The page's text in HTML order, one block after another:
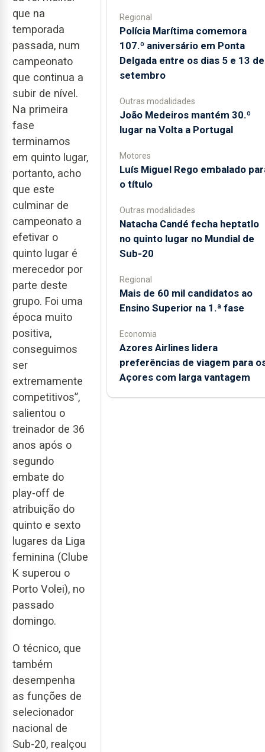
que na
temporada
passada, num
campeonato
que continua a
subir de nível.
Na primeira
fase
terminamos
em quinto lugar,
portanto, acho
que este
culminar de
campeonato a
efetivar o
quinto lugar é
merecedor por
parte deste
grupo. Foi uma
época muito
positiva,
conseguimos
ser
extremamente
competitivos”,
salientou o
treinador de 36
anos após o
segundo
embate do
play-off de
atribuição do
quinto e sexto
lugares da Liga
feminina (Clube
K superou o
Porto Volei), no
passado
domingo.
O técnico, que
também
desempenha
as funções de
selecionador
nacional de
Sub-20, realçou
Regional
Polícia Marítima comemora
107.º aniversário em Ponta
Delgada entre os dias 5 e 13 de
setembro
Outras modalidades
João Medeiros mantém 30.º
lugar na Volta a Portugal
Motores
Luís Miguel Rego embalado
o título
Outras modalidades
Natacha Candé fecha heptatlo
no quinto lugar no Mundial de
Sub-20
Regional
Mais de 60 mil candidatos ao
Ensino Superior na 1.ª fase
Economia
Azores Airlines lidera
preferências de viagem para
Açores com larga vantagem